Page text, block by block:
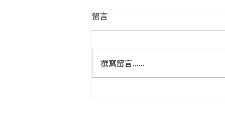
留言
撰寫留言......